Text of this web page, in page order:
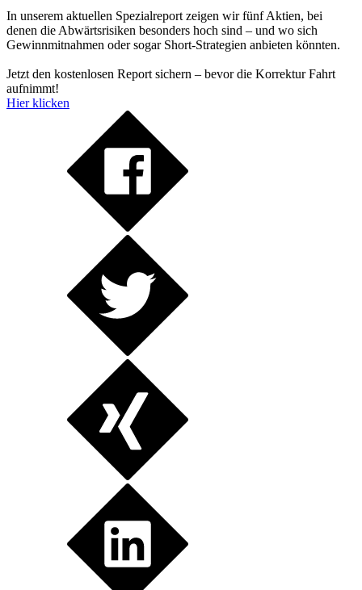
In unserem aktuellen Spezialreport zeigen wir fünf Aktien, bei
denen die Abwärtsrisiken besonders hoch sind – und wo sich
Gewinnmitnahmen oder sogar Short-Strategien anbieten könnten.
Jetzt den kostenlosen Report sichern – bevor die Korrektur Fahrt
aufnimmt!
Hier klicken